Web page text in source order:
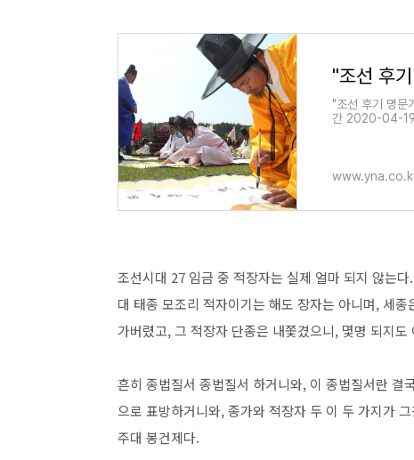
"조선 후기 명문
간 2020-04-
조선시대 27 임금 중 적장자는 실제 얼마 되지 않는
대 태종 모조리 적자이기는 해도 장자는 아니며, 세
가버렸고, 그 적장자 단종은 내쫓겼으니, 몇명 되지도
흔히 종법질서 종법질서 하거니와, 이 종법질서란 결
으로 표방하거니와, 종가와 적장자 두 이 두 가지가
주대 봉건제다.